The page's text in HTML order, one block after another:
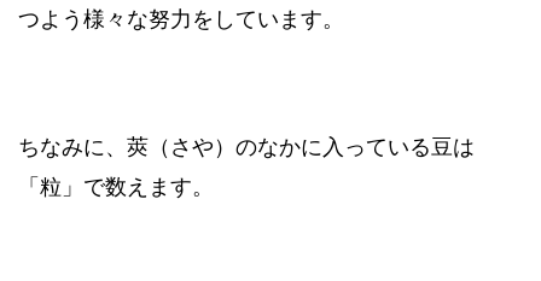
つよう様々な努力をしています。
ちなみに、莢（さや）のなかに入っている豆は
「粒」で数えます。